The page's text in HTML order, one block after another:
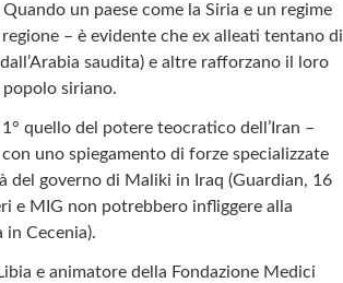
un paese come la Siria e un regime
– è evidente che ex alleati tentano di
saudita) e altre rafforzano il loro
siriano.
quello del potere teocratico dell’Iran –
uno spiegamento di forze specializzate
del governo di Maliki in Iraq (Guardian, 16
e MIG non potrebbero infliggere alla
Cecenia).
e animatore della Fondazione Medici